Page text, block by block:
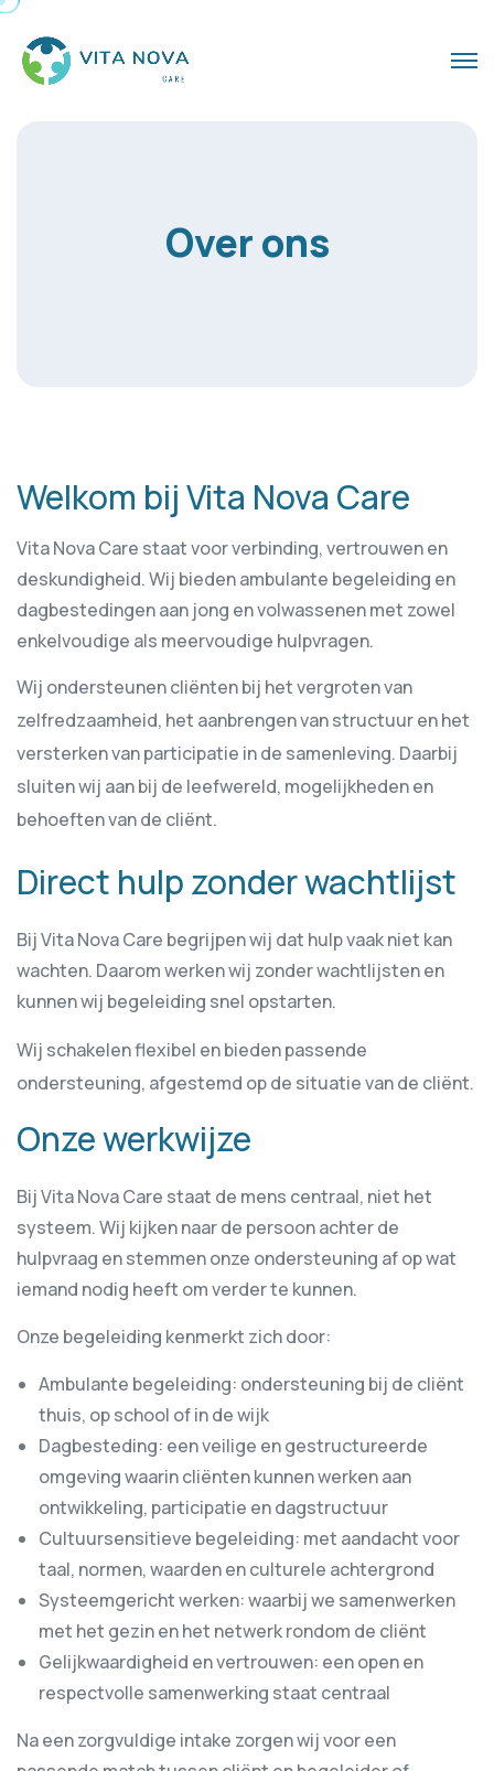
Over ons
Welkom bij Vita Nova Care
Vita Nova Care staat voor verbinding, vertrouwen en
deskundigheid. Wij bieden ambulante begeleiding en
dagbestedingen aan jong en volwassenen met zowel
enkelvoudige als meervoudige hulpvragen.
Wij ondersteunen cliënten bij het vergroten van
zelfredzaamheid, het aanbrengen van structuur en het
versterken van participatie in de samenleving. Daarbij
sluiten wij aan bij de leefwereld, mogelijkheden en
behoeften van de cliënt.
Direct hulp zonder wachtlijst
Bij Vita Nova Care begrijpen wij dat hulp vaak niet kan
wachten. Daarom werken wij zonder wachtlijsten en
kunnen wij begeleiding snel opstarten.
Wij schakelen flexibel en bieden passende
ondersteuning, afgestemd op de situatie van de cliënt.
Onze werkwijze
Bij Vita Nova Care staat de mens centraal, niet het
systeem. Wij kijken naar de persoon achter de
hulpvraag en stemmen onze ondersteuning af op wat
iemand nodig heeft om verder te kunnen.
Onze begeleiding kenmerkt zich door:
Ambulante begeleiding: ondersteuning bij de cliënt
thuis, op school of in de wijk
Dagbesteding: een veilige en gestructureerde
omgeving waarin cliënten kunnen werken aan
ontwikkeling, participatie en dagstructuur
Cultuursensitieve begeleiding: met aandacht voor
taal, normen, waarden en culturele achtergrond
Systeemgericht werken: waarbij we samenwerken
met het gezin en het netwerk rondom de cliënt
Gelijkwaardigheid en vertrouwen: een open en
respectvolle samenwerking staat centraal
Na een zorgvuldige intake zorgen wij voor een